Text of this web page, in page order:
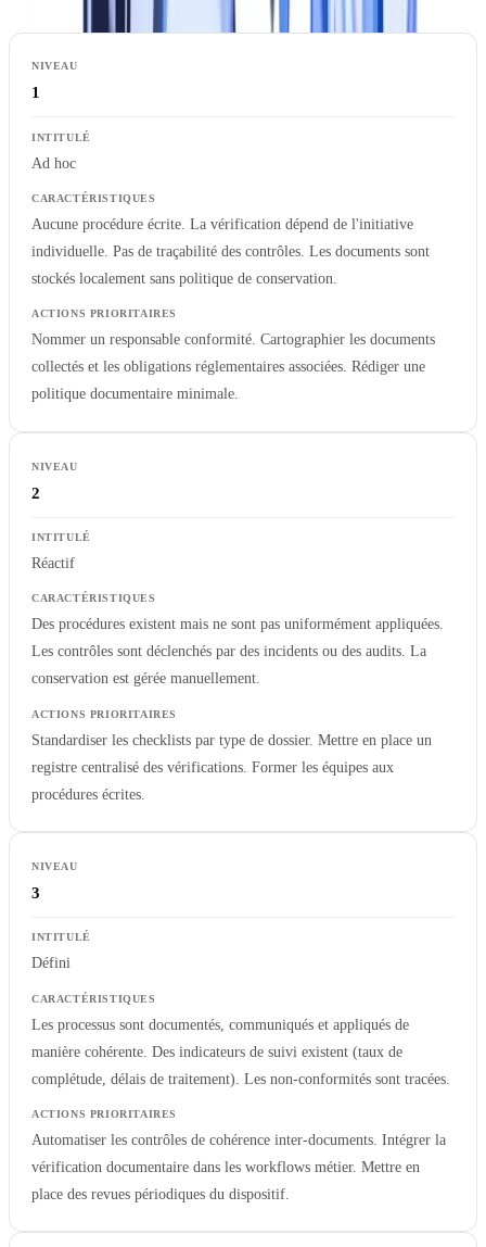
1
Ad hoc
Aucune procédure écrite. La vérification dépend de l'initiative
individuelle. Pas de traçabilité des contrôles. Les documents sont
stockés localement sans politique de conservation.
Nommer un responsable conformité. Cartographier les documents
collectés et les obligations réglementaires associées. Rédiger une
politique documentaire minimale.
2
Réactif
Des procédures existent mais ne sont pas uniformément appliquées.
Les contrôles sont déclenchés par des incidents ou des audits. La
conservation est gérée manuellement.
Standardiser les checklists par type de dossier. Mettre en place un
registre centralisé des vérifications. Former les équipes aux
procédures écrites.
3
Défini
Les processus sont documentés, communiqués et appliqués de
manière cohérente. Des indicateurs de suivi existent (taux de
complétude, délais de traitement). Les non-conformités sont tracées.
Automatiser les contrôles de cohérence inter-documents. Intégrer la
vérification documentaire dans les workflows métier. Mettre en
place des revues périodiques du dispositif.